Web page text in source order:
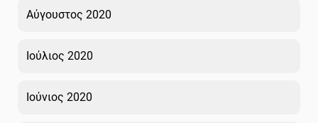
Αύγουστος 2020
Ιούλιος 2020
Ιούνιος 2020